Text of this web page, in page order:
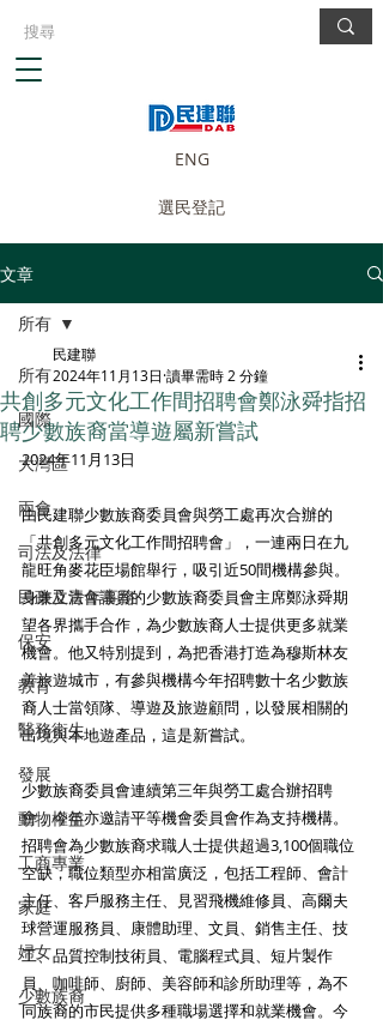
ENG
選民登記
文章
所有
國際
大灣區
兩會
司法及法律
民政及青年事務
保安
教育
醫務衛生
發展
動物權益
工商專業
家庭
婦女
少數族裔
所有
共創多元文化工作間招聘會鄭泳舜指招
聘少數族裔當導遊屬新嘗試
民建聯
2024年11月13日 讀畢需時 2 分鐘
2024年11月13日
由民建聯少數族裔委員會與勞工處再次合辦的
「共創多元文化工作間招聘會」，一連兩日在九
龍旺角麥花臣場館舉行，吸引近50間機構參與。
身兼立法會議員的少數族裔委員會主席鄭泳舜期
望各界攜手合作，為少數族裔人士提供更多就業
機會。他又特別提到，為把香港打造為穆斯林友
善旅遊城市，有參與機構今年招聘數十名少數族
裔人士當領隊、導遊及旅遊顧問，以發展相關的
出境與本地遊產品，這是新嘗試。
少數族裔委員會連續第三年與勞工處合辦招聘
會，今年亦邀請平等機會委員會作為支持機構。
招聘會為少數族裔求職人士提供超過3,100個職位
空缺，職位類型亦相當廣泛，包括工程師、會計
主任、客戶服務主任、見習飛機維修員、高爾夫
球營運服務員、康體助理、文員、銷售主任、技
工、品質控制技術員、電腦程式員、短片製作
員、咖啡師、廚師、美容師和診所助理等，為不
同族裔的市民提供多種職場選擇和就業機會。今